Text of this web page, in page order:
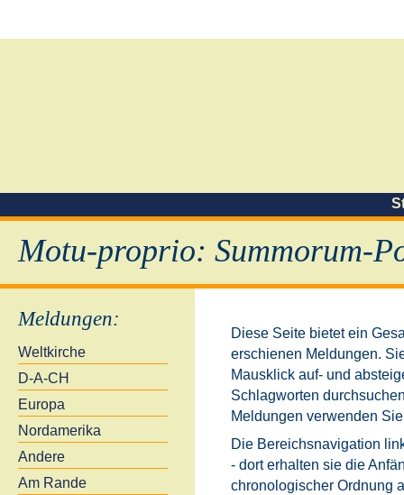
Motu-proprio: Summorum-
Meldungen:
Weltkirche
D-A-CH
Europa
Nordamerika
Andere
Am Rande
Diese Seite bietet ein
erschienen Meldungen.
Mausklick auf- und
Schlagworten
Meldungen verwenden
Die Bereichsnavigation
- dort erhalten sie die
chronologischer Ordnung